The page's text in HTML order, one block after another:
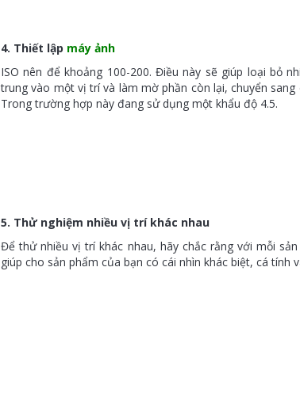
4. Thiết lập máy ảnh
ISO nên để khoảng 100-200. Điều này sẽ giúp loại bỏ
trung vào một vị trí và làm mờ phần còn lại, chuyển
Trong trường hợp này đang sử dụng một khẩu độ 4.5.
5. Thử nghiệm nhiều vị trí khác nhau
Để thử nhiều vị trí khác nhau, hãy chắc rằng với mỗi
giúp cho sản phẩm của bạn có cái nhìn khác biệt, cá tính